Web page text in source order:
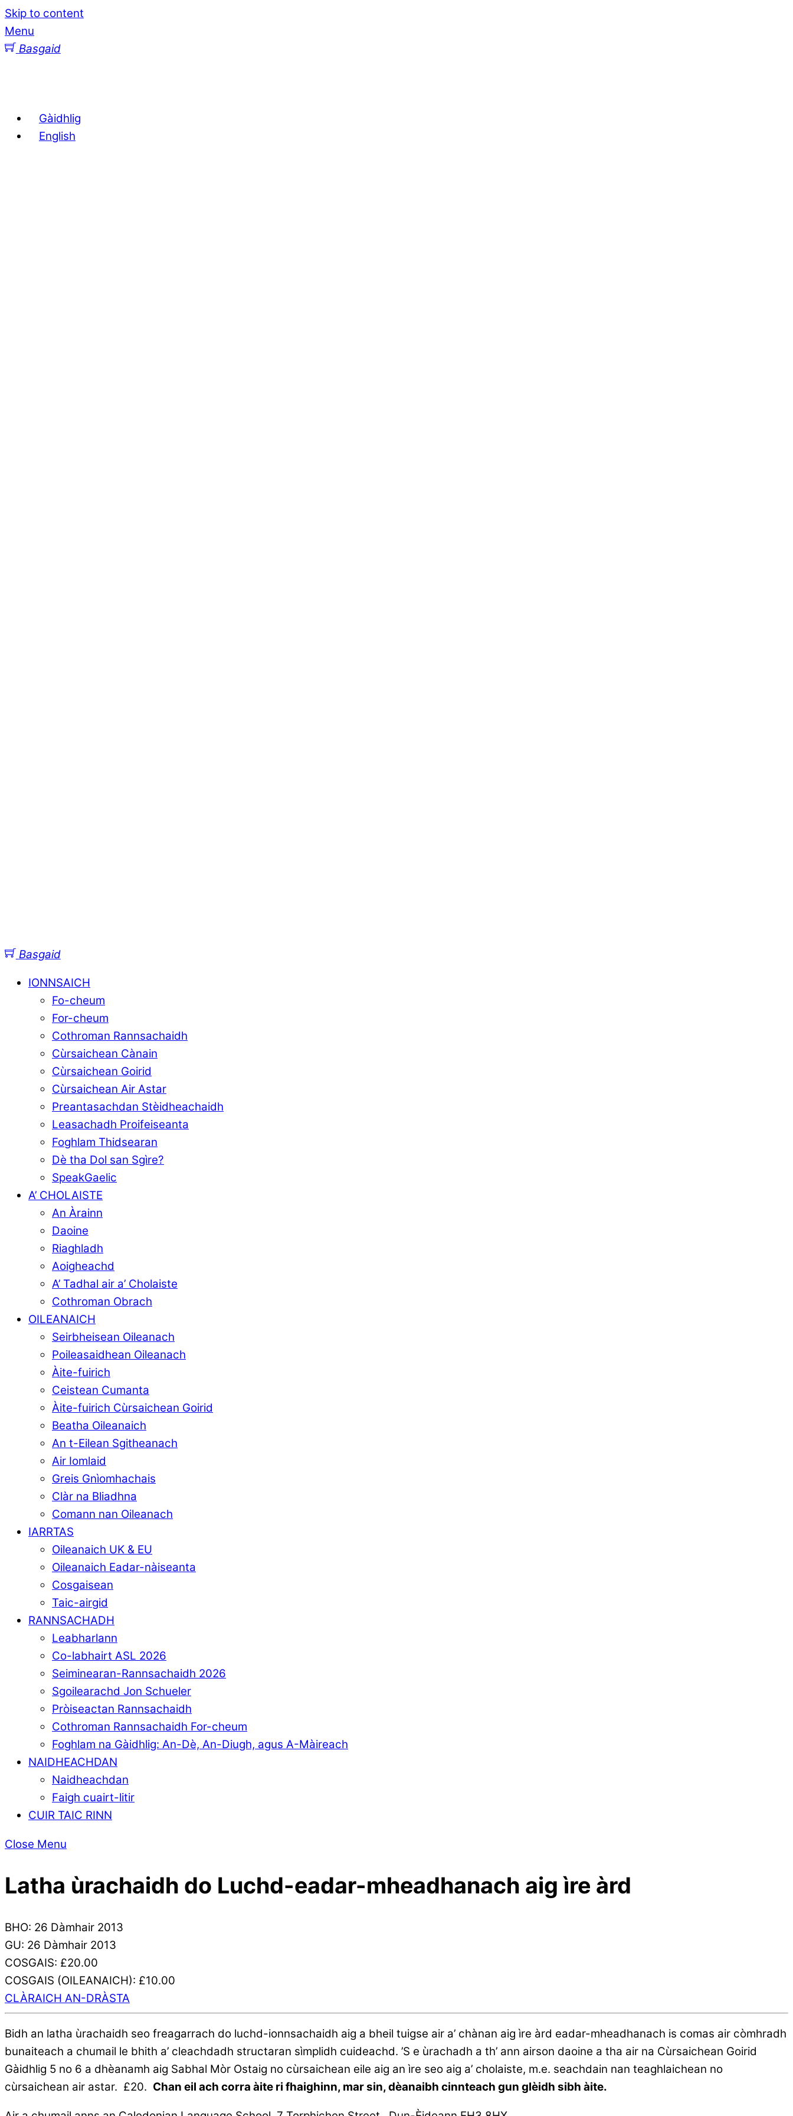
Skip to content
Menu
Basgaid
Gàidhlig
English
Basgaid
IONNSAICH
Fo-cheum
For-cheum
Cothroman Rannsachaidh
Cùrsaichean Cànain
Cùrsaichean Goirid
Cùrsaichean Air Astar
Preantasachdan Stèidheachaidh
Leasachadh Proifeiseanta
Foghlam Thidsearan
Dè tha Dol san Sgìre?
SpeakGaelic
A’ CHOLAISTE
An Àrainn
Daoine
Riaghladh
Aoigheachd
A’ Tadhal air a’ Cholaiste
Cothroman Obrach
OILEANAICH
Seirbheisean Oileanach
Poileasaidhean Oileanach
Àite-fuirich
Ceistean Cumanta
Àite-fuirich Cùrsaichean Goirid
Beatha Oileanaich
An t-Eilean Sgitheanach
Air Iomlaid
Greis Gnìomhachais
Clàr na Bliadhna
Comann nan Oileanach
IARRTAS
Oileanaich UK & EU
Oileanaich Eadar-nàiseanta
Cosgaisean
Taic-airgid
RANNSACHADH
Leabharlann
Co-labhairt ASL 2026
Seiminearan-Rannsachaidh 2026
Sgoilearachd Jon Schueler
Pròiseactan Rannsachaidh
Cothroman Rannsachaidh For-cheum
Foghlam na Gàidhlig: An-Dè, An-Diugh, agus A-Màireach
NAIDHEACHDAN
Naidheachdan
Faigh cuairt-litir
CUIR TAIC RINN
Close Menu
Latha ùrachaidh do Luchd-eadar-mheadhanach aig ìre àrd
BHO: 26 Dàmhair 2013
GU: 26 Dàmhair 2013
COSGAIS: £20.00
COSGAIS (OILEANAICH): £10.00
CLÀRAICH AN-DRÀSTA
Bidh an latha ùrachaidh seo freagarrach do luchd-ionnsachaidh aig a bheil tuigse air a’ chànan aig ìre àrd eadar-mheadhanach is comas air còmhradh
bunaiteach a chumail le bhith a’ cleachdadh structaran sìmplidh cuideachd. ’S e ùrachadh a th’ ann airson daoine a tha air na Cùrsaichean Goirid
Gàidhlig 5 no 6 a dhèanamh aig Sabhal Mòr Ostaig no cùrsaichean eile aig an ìre seo aig a’ cholaiste, m.e. seachdain nan teaghlaichean no
cùrsaichean air astar. £20. Chan eil ach corra àite ri fhaighinn, mar sin, dèanaibh cinnteach gun glèidh sibh àite.